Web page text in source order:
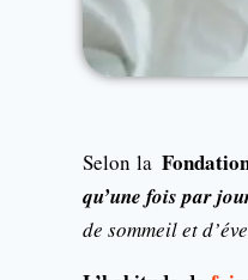
Selon la
qu’une fois par
de sommeil et